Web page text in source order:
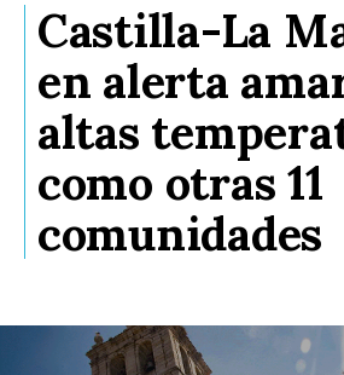
Castilla-La
en alerta
altas
como otras 11
comunidades